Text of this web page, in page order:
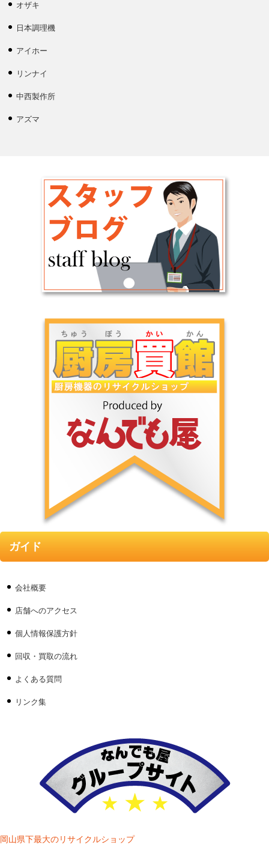
オザキ
日本調理機
アイホー
リンナイ
中西製作所
アズマ
ガイド
会社概要
店舗へのアクセス
個人情報保護方針
回収・買取の流れ
よくある質問
リンク集
岡山県下最大のリサイクルショップ